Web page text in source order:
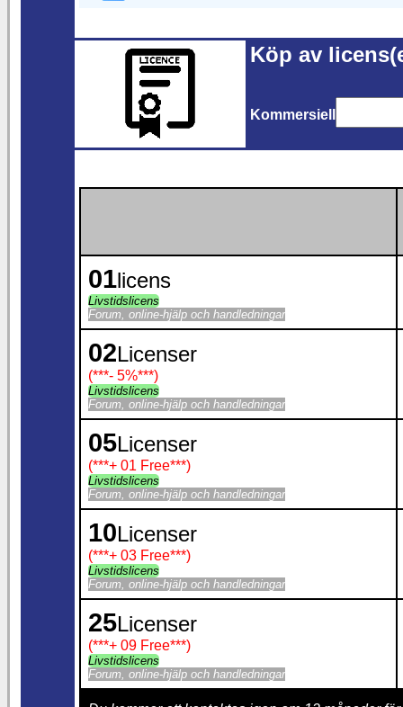
Köp av
Kommersiell
01licens
Livstidslicens
Forum, online-hjälp och handledningar
02Licenser
(***- 5%***)
Livstidslicens
Forum, online-hjälp och handledningar
05Licenser
(***+ 01 Free***)
Livstidslicens
Forum, online-hjälp och handledningar
10Licenser
(***+ 03 Free***)
Livstidslicens
Forum, online-hjälp och handledningar
25Licenser
(***+ 09 Free***)
Livstidslicens
Forum, online-hjälp och handledningar